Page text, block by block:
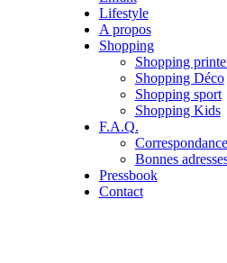
Lifestyle
A propos
Shopping
Shopping
Shopping Déco
Shopping sport
Shopping Kids
F.A.Q.
Bonnes
Pressbook
Contact